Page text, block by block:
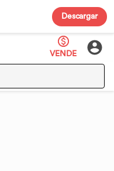
Descargar
VENDE